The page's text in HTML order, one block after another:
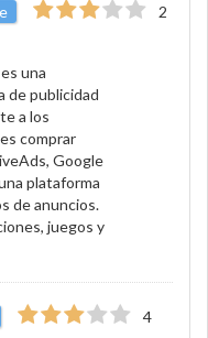
2
una
de publicidad
a los
comprar
Google
plataforma
de anuncios.
juegos y
4